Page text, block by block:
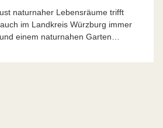
naturnaher Lebensräume trifft
im Landkreis Würzburg immer
einem naturnahen Garten…